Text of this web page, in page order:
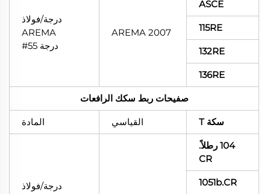
ASCE
AREMA 2007
درجة/فولاذ
AREMA
درجة 55#
115RE
132RE
136RE
صفيحات ربط سكك الرافعات
سكة T القياسي المادة
104 رطلاً.
CR
درجة/فولاذ
1051b.CR